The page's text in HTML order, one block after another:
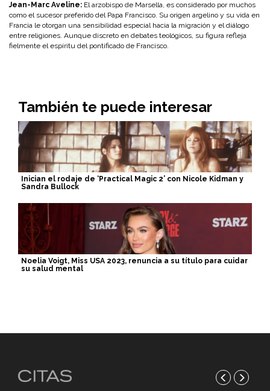
Jean-Marc Aveline: El arzobispo de Marsella, es considerado por muchos
como el sucesor preferido del Papa Francisco. Su origen argelino y su vida en
Francia le otorgan una sensibilidad especial hacia la migración y el diálogo
entre religiones. Aunque discreto en debates teológicos, su figura refleja
fielmente el espíritu del pontificado de Francisco.
También te puede interesar
Inician el rodaje de ‘Practical Magic 2’ con Nicole Kidman y
Sandra Bullock
Noelia Voigt, Miss USA 2023, renuncia a su título para cuidar
su salud mental